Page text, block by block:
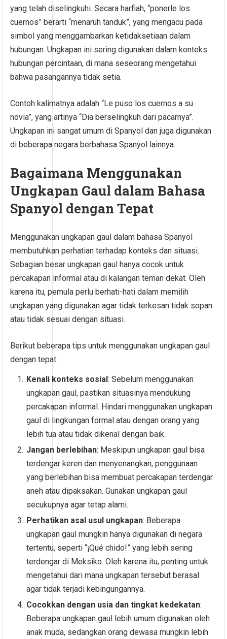
yang telah diselingkuhi. Secara harfiah, “ponerle los
cuernos” berarti “menaruh tanduk”, yang mengacu pada
simbol yang menggambarkan ketidaksetiaan dalam
hubungan. Ungkapan ini sering digunakan dalam konteks
hubungan percintaan, di mana seseorang mengetahui
bahwa pasangannya tidak setia.
Contoh kalimatnya adalah “Le puso los cuernos a su
novia”, yang artinya “Dia berselingkuh dari pacarnya”.
Ungkapan ini sangat umum di Spanyol dan juga digunakan
di beberapa negara berbahasa Spanyol lainnya.
Bagaimana Menggunakan
Ungkapan Gaul dalam Bahasa
Spanyol dengan Tepat
Menggunakan ungkapan gaul dalam bahasa Spanyol
membutuhkan perhatian terhadap konteks dan situasi.
Sebagian besar ungkapan gaul hanya cocok untuk
percakapan informal atau di kalangan teman dekat. Oleh
karena itu, pemula perlu berhati-hati dalam memilih
ungkapan yang digunakan agar tidak terkesan tidak sopan
atau tidak sesuai dengan situasi.
Berikut beberapa tips untuk menggunakan ungkapan gaul
dengan tepat:
Kenali konteks sosial: Sebelum menggunakan
ungkapan gaul, pastikan situasinya mendukung
percakapan informal. Hindari menggunakan ungkapan
gaul di lingkungan formal atau dengan orang yang
lebih tua atau tidak dikenal dengan baik.
Jangan berlebihan: Meskipun ungkapan gaul bisa
terdengar keren dan menyenangkan, penggunaan
yang berlebihan bisa membuat percakapan terdengar
aneh atau dipaksakan. Gunakan ungkapan gaul
secukupnya agar tetap alami.
Perhatikan asal usul ungkapan: Beberapa
ungkapan gaul mungkin hanya digunakan di negara
tertentu, seperti “¡Qué chido!” yang lebih sering
terdengar di Meksiko. Oleh karena itu, penting untuk
mengetahui dari mana ungkapan tersebut berasal
agar tidak terjadi kebingungannya.
Cocokkan dengan usia dan tingkat kedekatan:
Beberapa ungkapan gaul lebih umum digunakan oleh
anak muda, sedangkan orang dewasa mungkin lebih